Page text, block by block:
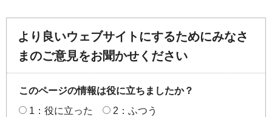
より良いウェブサイトにするためにみなさ
まのご意見をお聞かせください
このページの情報は役に立ちましたか？
1：役に立った
2：ふつう